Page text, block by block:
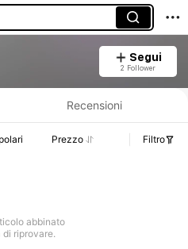
Segui
2 Follower
Recensioni
Prezzo Filtro
abbinato
di riprovare.